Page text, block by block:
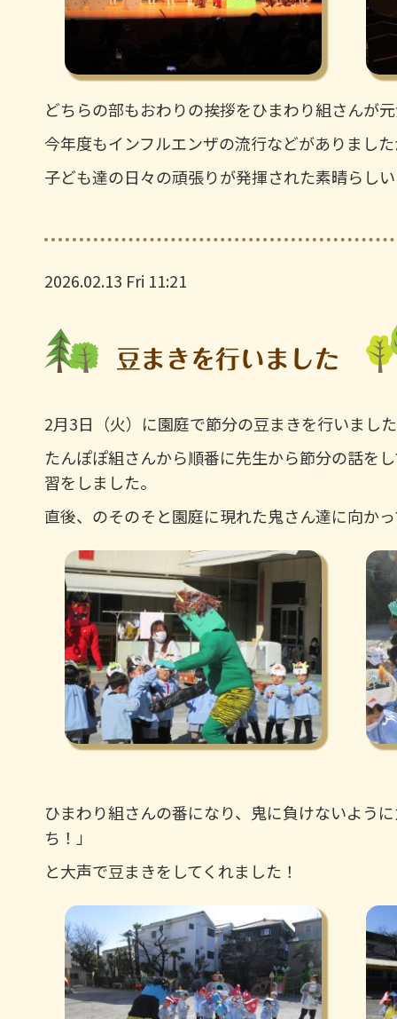
どちらの部もおわりの挨拶をひまわり組さんが
今年度もインフルエンザの流行などがありまし
子ども達の日々の頑張りが発揮された素晴らし
2026.02.13 Fri 11:21
豆まきを行いました
2月3日（火）に園庭で節分の豆まきを行いまし
たんぽぽ組さんから順番に先生から節分の話を
習をしました。
直後、のそのそと園庭に現れた鬼さん達に向か
ひまわり組さんの番になり、鬼に負けないよう
ち！」
と大声で豆まきをしてくれました！